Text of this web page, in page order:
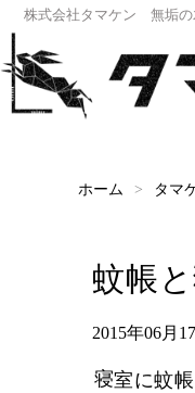
株式会社タマケン 無垢の
ホーム タマ
蚊帳
2015年06月
寝室に蚊